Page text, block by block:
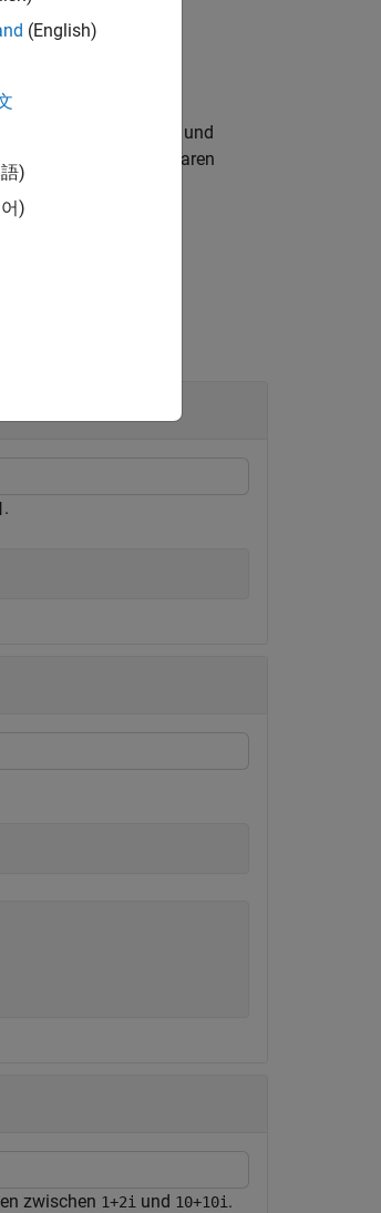
der Anzahl der Punkte und
von Werten in linearen
generiert.
.
zwischen 1+2i und 10+10i .
(English)
)
)